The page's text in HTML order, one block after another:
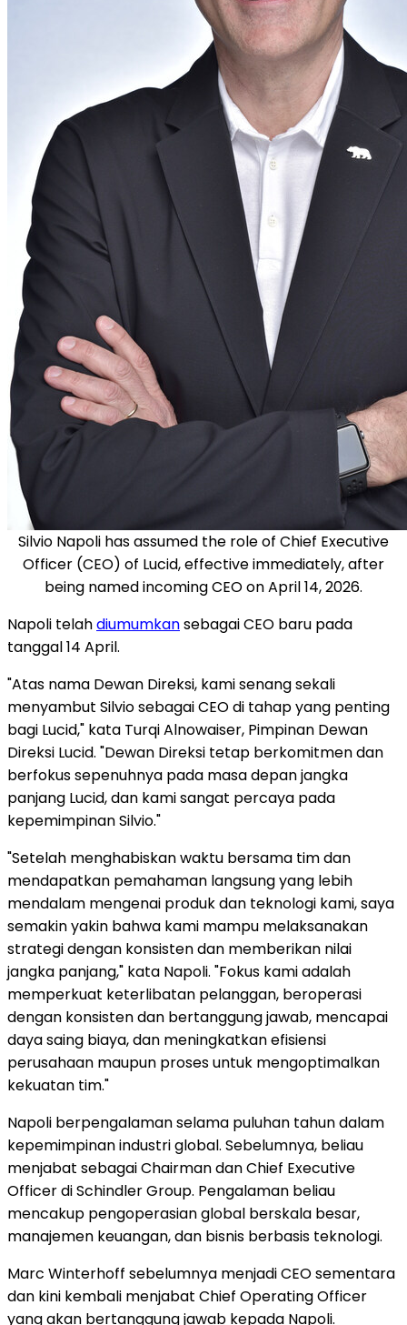
Silvio Napoli has assumed the role of Chief Executive
Officer (CEO) of Lucid, effective immediately, after
being named incoming CEO on April 14, 2026.
Napoli telahdiumumkansebagai CEO baru pada
tanggal 14 April.
"Atas nama Dewan Direksi, kami senang sekali
menyambut Silvio sebagai CEO di tahap yang penting
bagi Lucid," kata Turqi Alnowaiser, Pimpinan Dewan
Direksi Lucid. "Dewan Direksi tetap berkomitmen dan
berfokus sepenuhnya pada masa depan jangka
panjang Lucid, dan kami sangat percaya pada
kepemimpinan Silvio."
"Setelah menghabiskan waktu bersama tim dan
mendapatkan pemahaman langsung yang lebih
mendalam mengenai produk dan teknologi kami, saya
semakin yakin bahwa kami mampu melaksanakan
strategi dengan konsisten dan memberikan nilai
jangka panjang," kata Napoli. "Fokus kami adalah
memperkuat keterlibatan pelanggan, beroperasi
dengan konsisten dan bertanggung jawab, mencapai
daya saing biaya, dan meningkatkan efisiensi
perusahaan maupun proses untuk mengoptimalkan
kekuatan tim."
Napoli berpengalaman selama puluhan tahun dalam
kepemimpinan industri global. Sebelumnya, beliau
menjabat sebagai Chairman dan Chief Executive
Officer di Schindler Group. Pengalaman beliau
mencakup pengoperasian global berskala besar,
manajemen keuangan, dan bisnis berbasis teknologi.
Marc Winterhoff sebelumnya menjadi CEO sementara
dan kini kembali menjabat Chief Operating Officer
yang akan bertanggung jawab kepada Napoli.